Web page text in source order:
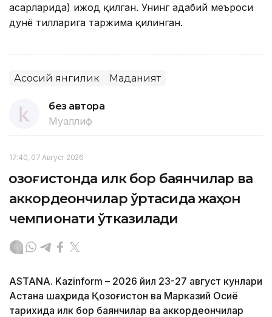
асарларида) ижод қилган. Унинг адабий меъроси
дунё тилларига таржима қилинган.
Асосий янгилик Маданият
без автора
Муаллиф
17:40, 07 Август 2026
Қозоғистонда илк бор баянчилар ва
аккордеончилар ўртасида жаҳон
чемпионати ўтказилади
ASTANA. Kazinform – 2026 йил 23-27 август кунлари
Астана шаҳрида Қозоғистон ва Марказий Осиё
тарихида илк бор баянчилар ва аккордеончилар